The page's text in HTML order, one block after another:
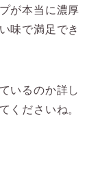
が本当に濃厚
味で満足でき
いるのか詳し
くださいね。